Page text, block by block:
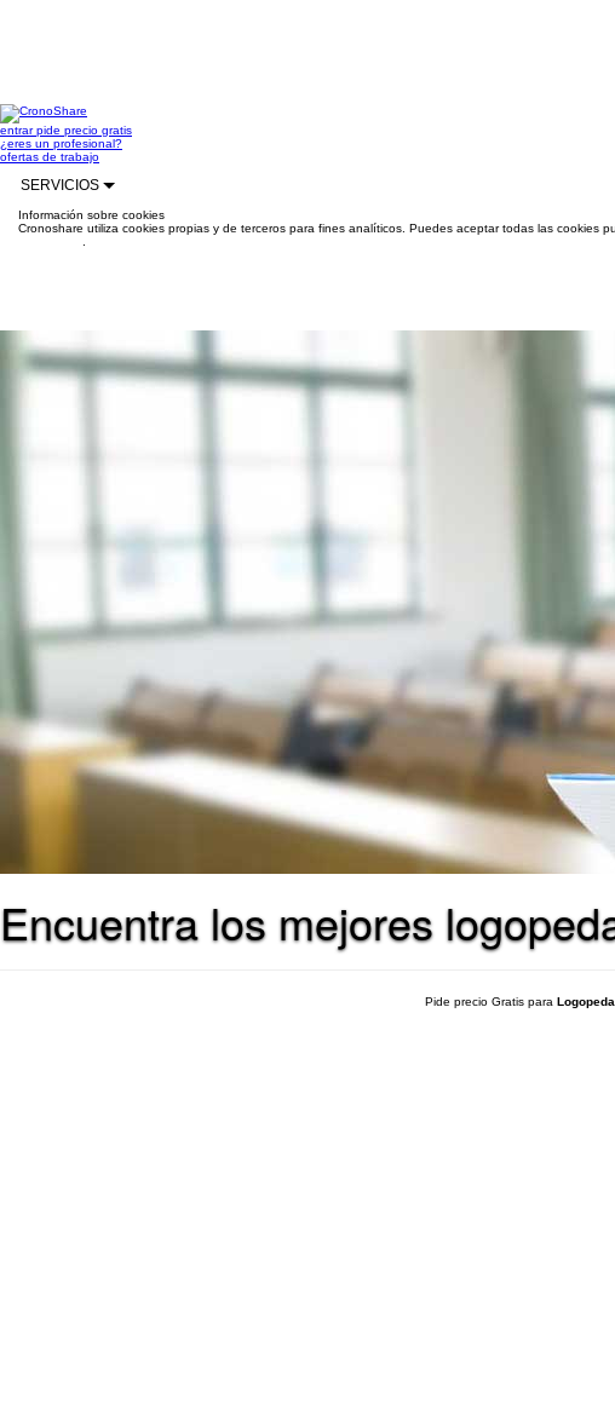
entrarpide precio gratis
¿eres un profesional?
ofertas de trabajo
SERVICIOS
Información sobre cookies
Cronoshare utiliza cookies propias y de terceros para fines analíticos. Puedes aceptar todas las cookies
Encuentra los mejores
Pide precio Gratis para Logopeda